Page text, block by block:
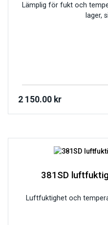
Lämplig för fukt och
lager,
2 150.00 kr
381SD
Luftfuktighet och